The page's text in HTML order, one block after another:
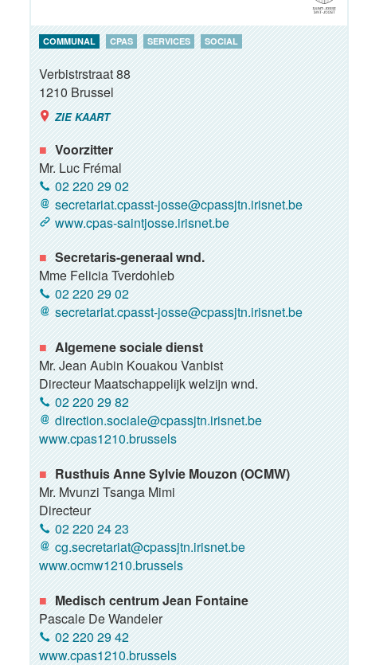
COMMUNAL CPAS SERVICES SOCIAL
Verbistrstraat 88
1210Brussel
ZIE KAART
Voorzitter
Mr. Luc Frémal
02 220 29 02
secretariat.cpasst-josse@cpassjtn.irisnet.be
www.cpas-saintjosse.irisnet.be
Secretaris-generaal wnd.
Mme Felicia Tverdohleb
02 220 29 02
secretariat.cpasst-josse@cpassjtn.irisnet.be
Algemene sociale dienst
Mr. Jean Aubin Kouakou Vanbist
Directeur Maatschappelijk welzijn wnd.
02 220 29 82
direction.sociale@cpassjtn.irisnet.be
www.cpas1210.brussels
Rusthuis Anne Sylvie Mouzon (OCMW)
Mr. Mvunzi Tsanga Mimi
Directeur
02 220 24 23
cg.secretariat@cpassjtn.irisnet.be
www.ocmw1210.brussels
Medisch centrum Jean Fontaine
Pascale De Wandeler
02 220 29 42
www.cpas1210.brussels